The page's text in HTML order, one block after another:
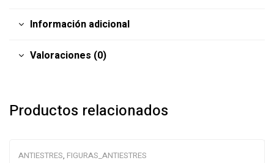
Información adicional
Valoraciones (0)
Productos relacionados
ANTIESTRES, FIGURAS_ANTIESTRES